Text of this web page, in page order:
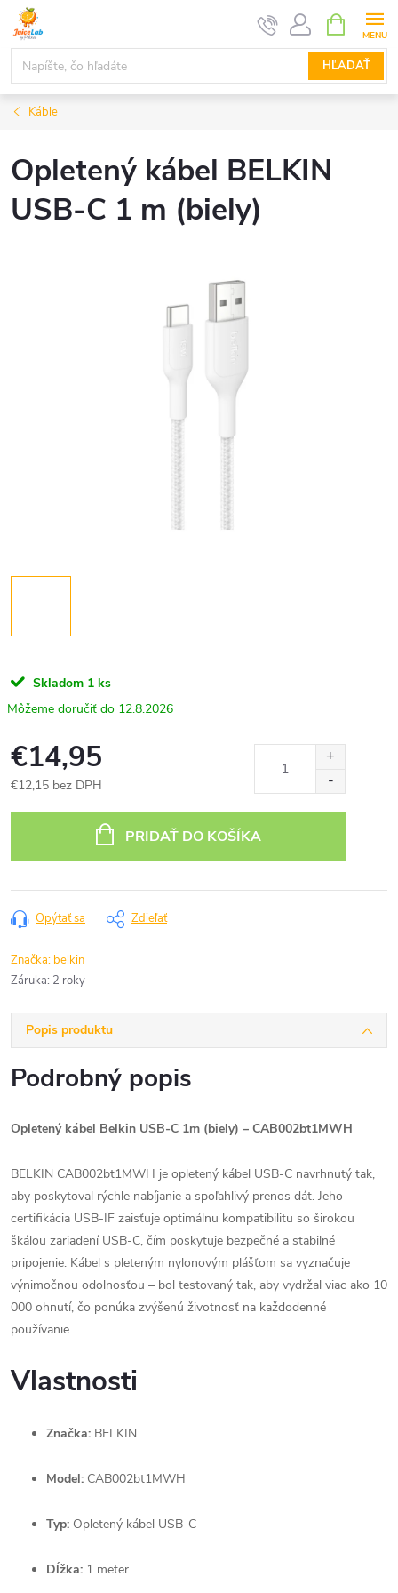
Prejsť
obsah
HĽADAŤ
KOŠÍK
Káble
Opletený kábel BELKIN
USB-C 1 m (biely)
Skladom 1 ks
12.8.2026
€14,95
€12,15 bez DPH
PRIDAŤ DO KOŠÍKA
Opýtať sa Zdieľať
Značka: belkin
Záruka: 2 roky
Popis produktu
Podrobný popis
Opletený kábel Belkin USB-C 1m (biely) – CAB002bt1MWH
BELKIN CAB002bt1MWH je opletený kábel USB-C navrhnutý tak,
aby poskytoval rýchle nabíjanie a spoľahlivý prenos dát. Jeho
certifikácia USB-IF zaisťuje optimálnu kompatibilitu so širokou
škálou zariadení USB-C, čím poskytuje bezpečné a stabilné
pripojenie. Kábel s pleteným nylonovým plášťom sa vyznačuje
výnimočnou odolnosťou – bol testovaný tak, aby vydržal viac ako 10
000 ohnutí, čo ponúka zvýšenú životnosť na každodenné
používanie.
Vlastnosti
Značka: BELKIN
Model: CAB002bt1MWH
Typ: Opletený kábel USB-C
Dĺžka: 1 meter